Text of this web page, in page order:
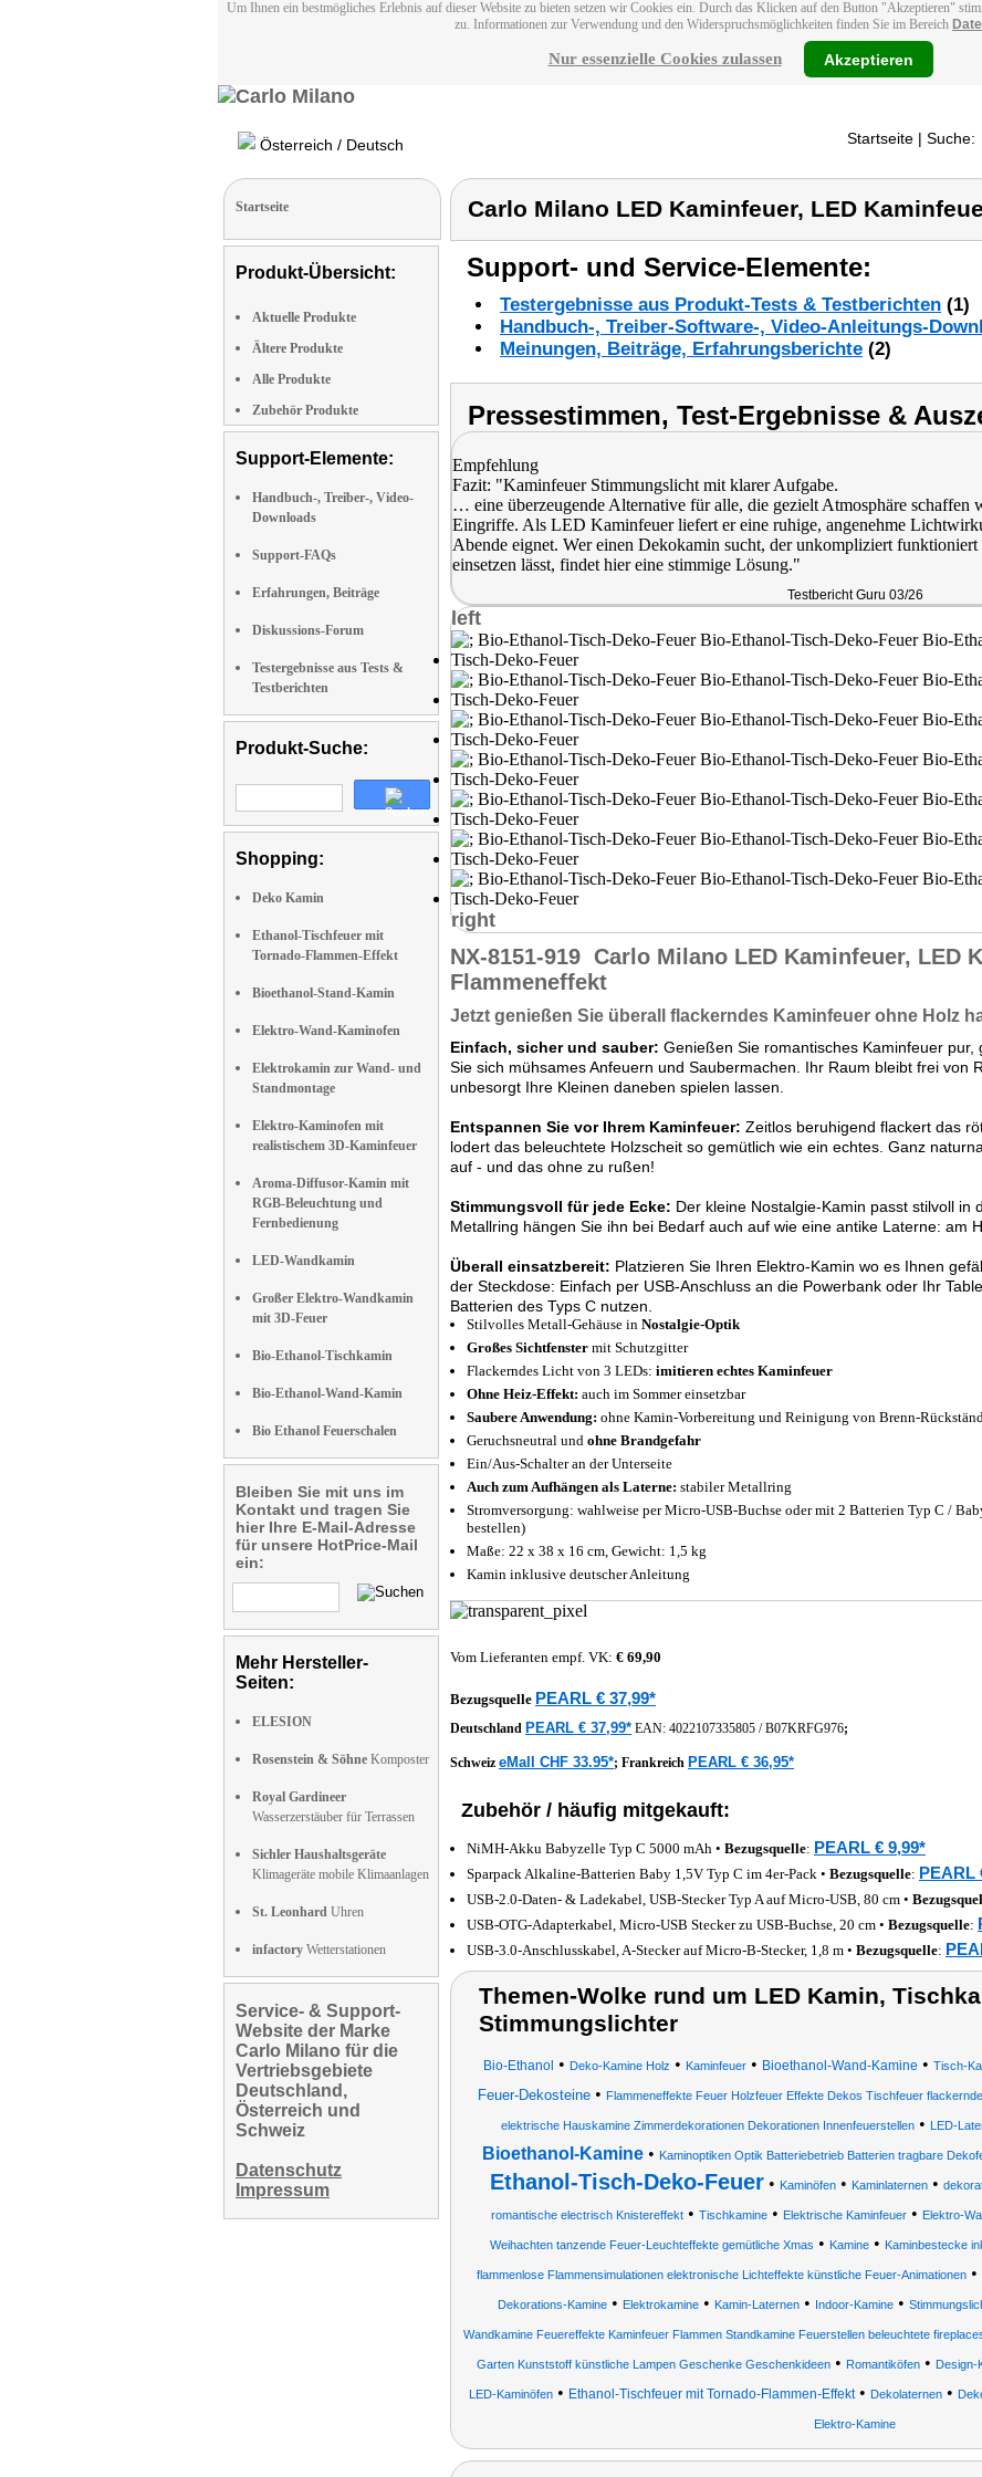
Um Ihnen ein bestmögliches Erlebnis auf dieser Website zu bieten setzen wir Cookies ein. Durch das Klicken auf den Button "Akzeptieren"
zu. Informationen zur Verwendung und den Widerspruchsmöglichkeiten finden Sie im Bereich
Nur essenzielle Cookies zulassen Akzeptieren
Österreich / Deutsch Startseite | Suche:
Startseite
Produkt-Übersicht:
Aktuelle Produkte
Ältere Produkte
Alle Produkte
Zubehör Produkte
Support-Elemente:
Handbuch-, Treiber-, Video-
Downloads
Support-FAQs
Erfahrungen, Beiträge
Diskussions-Forum
Testergebnisse aus Tests &
Testberichten
Produkt-Suche:
Shopping:
Deko Kamin
Ethanol-Tischfeuer mit
Tornado-Flammen-Effekt
Bioethanol-Stand-Kamin
Elektro-Wand-Kaminofen
Elektrokamin zur Wand- und
Standmontage
Elektro-Kaminofen mit
realistischem 3D-Kaminfeuer
Aroma-Diffusor-Kamin mit
RGB-Beleuchtung und
Fernbedienung
LED-Wandkamin
Großer Elektro-Wandkamin
mit 3D-Feuer
Bio-Ethanol-Tischkamin
Bio-Ethanol-Wand-Kamin
Bio Ethanol Feuerschalen
Bleiben Sie mit uns im
Kontakt und tragen Sie
hier Ihre E-Mail-Adresse
für unsere HotPrice-Mail
ein:
Mehr Hersteller-
Seiten:
ELESION
Rosenstein & Söhne Komposter
Royal Gardineer
Wasserzerstäuber für Terrassen
Sichler Haushaltsgeräte
Klimageräte mobile Klimaanlagen
St. Leonhard Uhren
infactory Wetterstationen
Service- & Support-
Website der Marke
Carlo Milano für die
Vertriebsgebiete
Deutschland,
Österreich und
Schweiz
Datenschutz
Impressum
Carlo Milano LED Kaminfeuer, LED
Support- und Service-Elemente:
Testergebnisse aus Produkt-Tests & Testberichten (1)
Handbuch-, Treiber-Software-, Video-Anleitungs-
Meinungen, Beiträge, Erfahrungsberichte (2)
Pressestimmen, Test-Ergebnisse &
Empfehlung
Fazit: "Kaminfeuer Stimmungslicht mit klarer Aufgabe.
… eine überzeugende Alternative für alle, die gezielt Atmosphäre schaffen
Eingriffe. Als LED Kaminfeuer liefert er eine ruhige, angenehme
Abende eignet. Wer einen Dekokamin sucht, der unkompliziert
einsetzen lässt, findet hier eine stimmige Lösung."
Testbericht Guru 03/26
left
right
NX-8151-919 Carlo Milano LED Kaminfeuer, LED
Flammeneffekt
Jetzt genießen Sie überall flackerndes Kaminfeuer ohne Holz
Einfach, sicher und sauber: Genießen Sie romantisches Kaminfeuer
Sie sich mühsames Anfeuern und Saubermachen. Ihr Raum bleibt frei von
unbesorgt Ihre Kleinen daneben spielen lassen.
Entspannen Sie vor Ihrem Kaminfeuer: Zeitlos beruhigend flackert das
lodert das beleuchtete Holzscheit so gemütlich wie ein echtes. Ganz
auf - und das ohne zu rußen!
Stimmungsvoll für jede Ecke: Der kleine Nostalgie-Kamin passt stilvoll in
Metallring hängen Sie ihn bei Bedarf auch auf wie eine antike Laterne: am
Überall einsatzbereit: Platzieren Sie Ihren Elektro-Kamin wo es Ihnen
der Steckdose: Einfach per USB-Anschluss an die Powerbank oder Ihr
Batterien des Typs C nutzen.
Stilvolles Metall-Gehäuse in Nostalgie-Optik
Großes Sichtfenster mit Schutzgitter
Flackerndes Licht von 3 LEDs: imitieren echtes Kaminfeuer
Ohne Heiz-Effekt: auch im Sommer einsetzbar
Saubere Anwendung: ohne Kamin-Vorbereitung und Reinigung von Brenn-
Geruchsneutral und ohne Brandgefahr
Ein/Aus-Schalter an der Unterseite
Auch zum Aufhängen als Laterne: stabiler Metallring
Stromversorgung: wahlweise per Micro-USB-Buchse oder mit 2 Batterien Typ C /
bestellen)
Maße: 22 x 38 x 16 cm, Gewicht: 1,5 kg
Kamin inklusive deutscher Anleitung
Vom Lieferanten empf. VK: € 69,90
Bezugsquelle PEARL € 37,99*
Deutschland PEARL € 37,99* EAN: 4022107335805 /B07KRFG976;
Schweiz eMall CHF 33.95*; Frankreich PEARL € 36,95*
Zubehör / häufig mitgekauft:
NiMH-Akku Babyzelle Typ C 5000 mAh • Bezugsquelle: PEARL € 9,99*
Sparpack Alkaline-Batterien Baby 1,5V Typ C im 4er-Pack • Bezugsquelle: PEARL
USB-2.0-Daten- & Ladekabel, USB-Stecker Typ A auf Micro-USB, 80 cm •
USB-OTG-Adapterkabel, Micro-USB Stecker zu USB-Buchse, 20 cm • Bezugsquelle:
USB-3.0-Anschlusskabel, A-Stecker auf Micro-B-Stecker, 1,8 m • Bezugsquelle:
Themen-Wolke rund um LED Kamin,
Stimmungslichter
Bio-Ethanol • Deko-Kamine Holz • Kaminfeuer• Bioethanol-Wand-Kamine • Tisch-
Feuer-Dekosteine• Flammeneffekte Feuer Holzfeuer Effekte Dekos Tischfeuer
elektrische Hauskamine Zimmerdekorationen Dekorationen Innenfeuerstellen• LED-
Bioethanol-Kamine • Kaminoptiken Optik Batteriebetrieb Batterien tragbare
Ethanol-Tisch-Deko-Feuer• Kaminöfen• Kaminlaternen•
romantische electrisch Knistereffekt • Tischkamine • Elektrische Kaminfeuer • Elektro-
Weihachten tanzende Feuer-Leuchteffekte gemütliche Xmas • Kamine• Kaminbestecke
flammenlose Flammensimulationen elektronische Lichteffekte künstliche Feuer-Animationen•
Dekorations-Kamine• Elektrokamine• Kamin-Laternen• Indoor-Kamine•
Wandkamine Feuereffekte Kaminfeuer Flammen Standkamine Feuerstellen beleuchtete
Garten Kunststoff künstliche Lampen Geschenke Geschenkideen • Romantiköfen • Design-
LED-Kaminöfen • Ethanol-Tischfeuer mit Tornado-Flammen-Effekt• Dekolaternen •
Elektro-Kamine